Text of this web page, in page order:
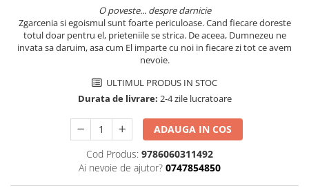
O poveste... despre darnicie
Zgarcenia si egoismul sunt foarte periculoase. Cand fiecare doreste
totul doar pentru el, prieteniile se strica. De aceea, Dumnezeu ne
invata sa daruim, asa cum El imparte cu noi in fiecare zi tot ce avem
nevoie.
ULTIMUL PRODUS IN STOC
Durata de livrare: 2-4 zile lucratoare
ADAUGA IN COS
Cod Produs: 9786060311492
Ai nevoie de ajutor? 0747854850